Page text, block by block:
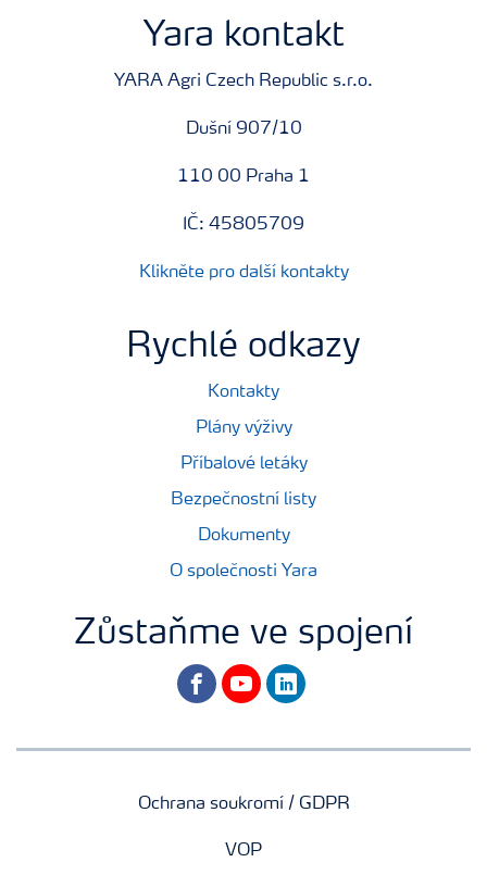
Yara kontakt
YARA Agri Czech Republic s.r.o.
Dušní 907/10
110 00 Praha 1
IČ: 45805709
Klikněte pro další kontakty
Rychlé odkazy
Kontakty
Plány výživy
Příbalové letáky
Bezpečnostní listy
Dokumenty
O společnosti Yara
Zůstaňme ve spojení
facebookyoutubelinkedin
Ochrana soukromí / GDPR
VOP